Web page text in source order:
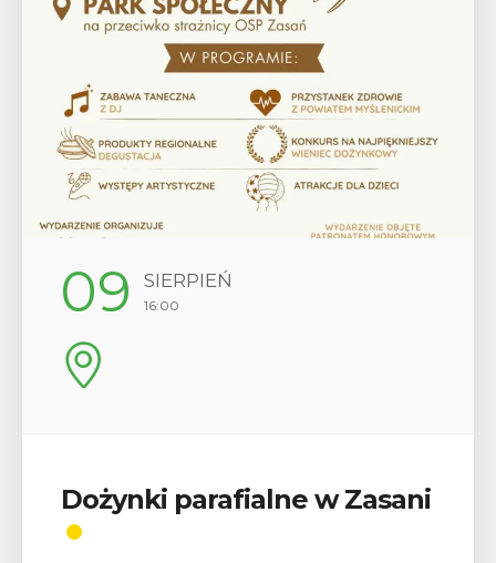
12 SIERPIEŃ
17:00
Wykład „Jak zdobyć
odznaki na myślenickich